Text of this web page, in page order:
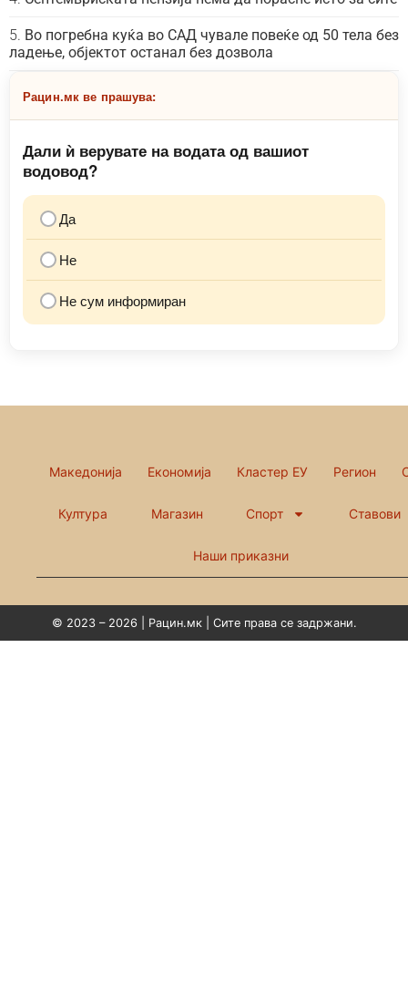
Во погребна куќа во САД чувале повеќе од 50 тела без
ладење, објектот останал без дозвола
Рацин.мк ве прашува:
Дали ѝ верувате на водата од вашиот
водовод?
Да
Не
Не сум информиран
Македонија Економија Кластер ЕУ Регион
Култура Магазин Спорт Ставови
Наши приказни
© 2023 – 2026 | Рацин.мк | Сите права се задржани.